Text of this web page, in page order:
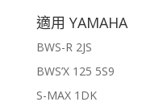
適用 YAMAHA
BWS-R 2JS
BWS’X 125 5S9
S-MAX 1DK